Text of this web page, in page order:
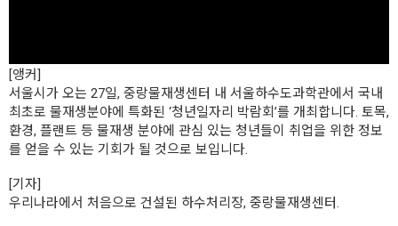
n
d
o
w
.
[앵커]
서울시가 오는 27일, 중랑물재생센터 내 서울하수도과학관에서 국내
최초로 물재생분야에 특화된 ‘청년일자리 박람회’를 개최합니다. 토목,
환경, 플랜트 등 물재생 분야에 관심 있는 청년들이 취업을 위한 정보
를 얻을 수 있는 기회가 될 것으로 보입니다.
[기자]
우리나라에서 처음으로 건설된 하수처리장, 중랑물재생센터.